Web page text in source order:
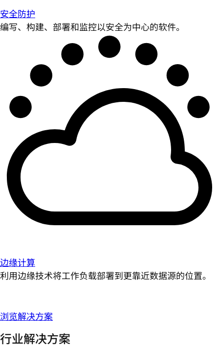
安全防护
编写、构建、部署和监控以安全为中心的软件。
边缘计算
利用边缘技术将工作负载部署到更靠近数据源的位置。
浏览解决方案
行业解决方案